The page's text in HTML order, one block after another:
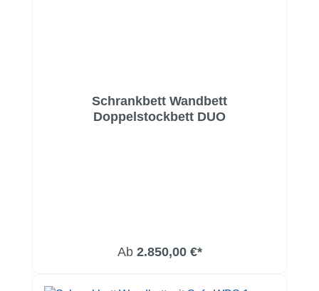
Schrankbett Wandbett
Doppelstockbett DUO
Ab 2.850,00 €*